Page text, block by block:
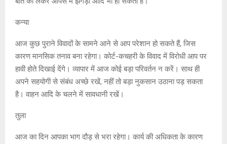
कन्या
आज कुछ पुराने विवादों के सामने आने से आप परेशान हो सकते हैं, जिस
कारण मानसिक तनाव बना रहेगा। कोर्ट-कचहरी के विवाद में विरोधी आप पर
हावी होते दिखाई देंगे। व्यापार में आज कोई बड़ा परिवर्तन न करें। साथ ही
अपने सहयोगी से संबंध अच्छे रखें, नहीं तो बड़ा नुकसान उठाना पड़ सकता
है। वाहन आदि के चलने में सावधानी रखें।
तुला
आज का दिन आपका भाग दौड़ से भरा रहेगा। कार्य की अधिकता के कारण